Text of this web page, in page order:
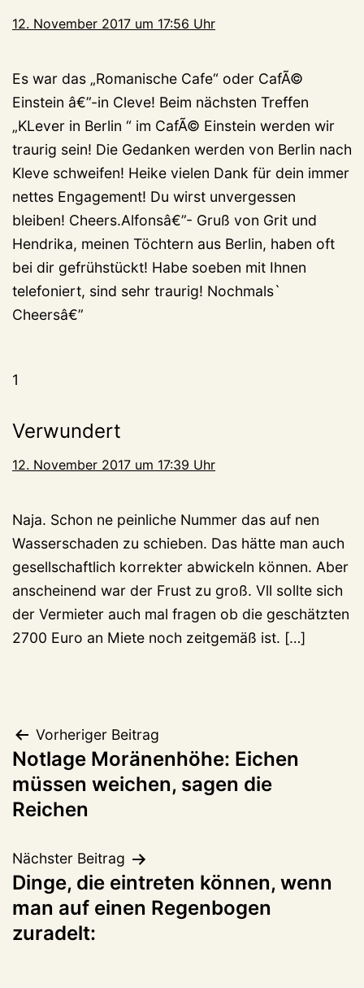
12. November 2017 um 17:56 Uhr
Es war das „Romanische Cafe“ oder CafÃ©
Einstein â€”-in Cleve! Beim nächsten Treffen
„KLever in Berlin “ im CafÃ© Einstein werden wir
traurig sein! Die Gedanken werden von Berlin nach
Kleve schweifen! Heike vielen Dank für dein immer
nettes Engagement! Du wirst unvergessen
bleiben! Cheers.Alfonsâ€”- Gruß von Grit und
Hendrika, meinen Töchtern aus Berlin, haben oft
bei dir gefrühstückt! Habe soeben mit Ihnen
telefoniert, sind sehr traurig! Nochmals`
Cheersâ€”
1
Verwundert
12. November 2017 um 17:39 Uhr
Naja. Schon ne peinliche Nummer das auf nen
Wasserschaden zu schieben. Das hätte man auch
gesellschaftlich korrekter abwickeln können. Aber
anscheinend war der Frust zu groß. Vll sollte sich
der Vermieter auch mal fragen ob die geschätzten
2700 Euro an Miete noch zeitgemäß ist. […]
Beitragsnavigation
Vorheriger Beitrag
Notlage Moränenhöhe: Eichen
müssen weichen, sagen die
Reichen
Nächster Beitrag
Dinge, die eintreten können, wenn
man auf einen Regenbogen
zuradelt: